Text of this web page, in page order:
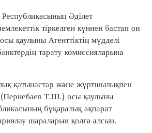
Әділет
тіркелген күннен бастап он
қаулыны Агенттіктің мүдделі
тарату комиссияларына
қатынастар және жұртшылықпен
(Пернебаев Т.Ш.) осы қаулыны
бұқаралық ақпарат
шараларын қолға алсын.